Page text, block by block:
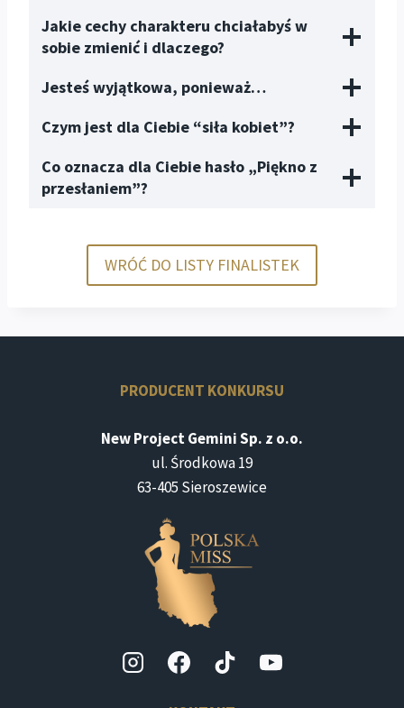
Jakie cechy charakteru chciałabyś w
sobie zmienić i dlaczego?
Jesteś wyjątkowa, ponieważ…
Czym jest dla Ciebie “siła kobiet”?
Co oznacza dla Ciebie hasło „Piękno z
przesłaniem”?
WRÓĆ DO LISTY FINALISTEK
PRODUCENT KONKURSU
New Project Gemini Sp. z o.o.
ul. Środkowa 19
63-405 Sieroszewice